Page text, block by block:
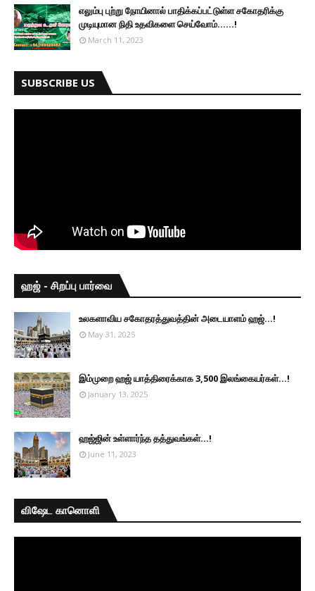
எலும்பு புற்று நோயினால் பாதிக்கப்பட்டுள்ள சகோதரிக்கு
முடியுமான நிதி உதவிகளை செய்வோம்......!
March 11, 2023
SUBSCRIBE US
ஹஜ் - சிறப்பு பார்வை
உலகளாவிய சகோதரத்துவத்தின் அடையாளம் ஹஜ்...!
May 31, 2025
இம்முறை ஹஜ் யாத்திரைக்காக 3,500 இலங்கையர்கள்...!
January 13, 2025
ஹஜ்ஜின் உள்ளார்ந்த தத்துவங்கள்...!
June 11, 2023
விஷேட கானொளி